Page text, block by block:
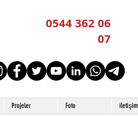
0544 362 06
07
Projeler Foto iletişim